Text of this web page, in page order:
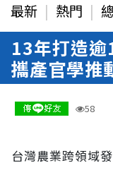
最新 熱門
13年打造
攜產官學推
58
台灣農業跨領域